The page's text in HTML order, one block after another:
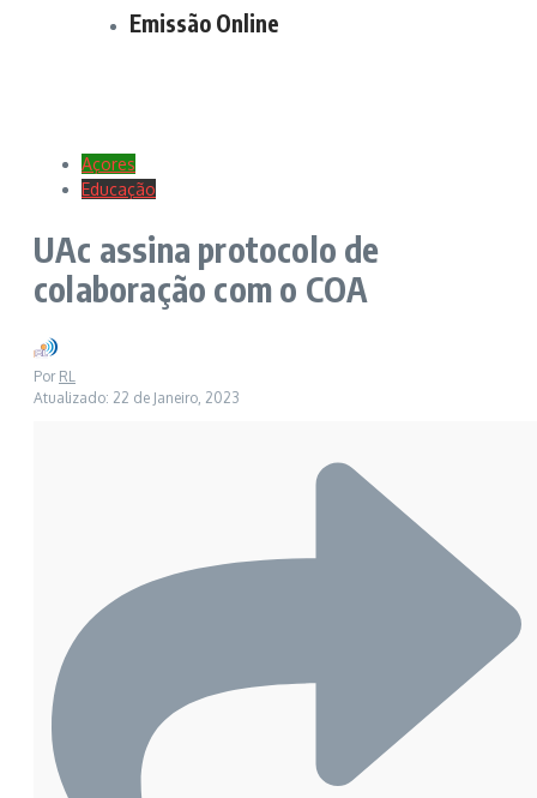
Emissão Online
Açores
Educação
UAc assina protocolo de
colaboração com o COA
Por RL
Atualizado: 22 de Janeiro, 2023